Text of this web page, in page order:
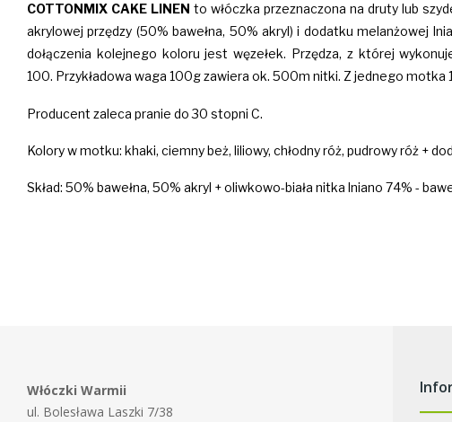
COTTONMIX CAKE LINEN to włóczka przeznaczona na druty lub
akrylowej przędzy (50% bawełna, 50% akryl) i dodatku melanżowej
dołączenia kolejnego koloru jest węzełek. Przędza, z której
100. Przykładowa waga 100g zawiera ok. 500m nitki. Z jednego
Producent zaleca pranie do 30 stopni C.
Kolory w motku: khaki, ciemny beż, liliowy, chłodny róż, pudrowy róż +
Skład: 50% bawełna, 50% akryl + oliwkowo-biała nitka lniano 74% -
Włóczki Warmii
ul. Bolesława Laszki 7/38